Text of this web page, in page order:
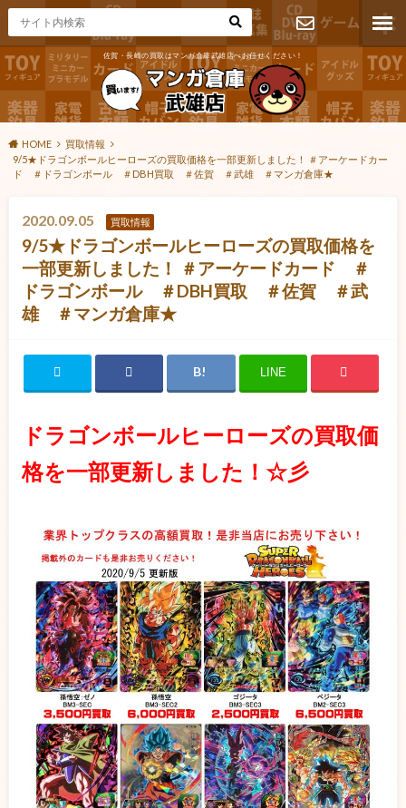
佐賀・長崎の買取はマンガ倉庫武雄店へお任せください！
お問い合わ
せ
HOME
買取情報
9/5★ドラゴンボールヒーローズの買取価格を一部更新しました！ ＃アーケードカー
ド ＃ドラゴンボール ＃DBH買取 ＃佐賀 ＃武雄 ＃マンガ倉庫★
2020.09.05 買取情報
9/5★ドラゴンボールヒーローズの買取価格を
一部更新しました！ ＃アーケードカード ＃
ドラゴンボール ＃DBH買取 ＃佐賀 ＃武
雄 ＃マンガ倉庫★
LINE
ドラゴンボールヒーローズの買取価
格を一部更新しました！☆彡